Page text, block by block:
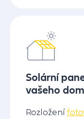
Solární
vašeho
Rozložení